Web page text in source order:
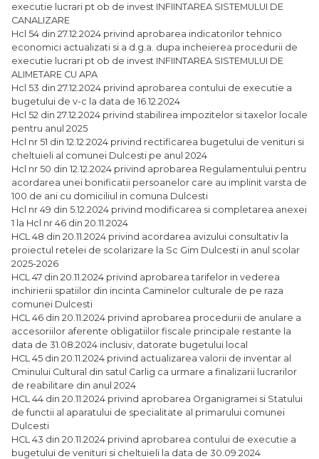
executie lucrari pt ob de invest INFIINTAREA SISTEMULUI DE
CANALIZARE
Hcl 54 din 27.12.2024 privind aprobarea indicatorilor tehnico
economici actualizati si a d.g.a. dupa incheierea procedurii de
executie lucrari pt ob de invest INFIINTAREA SISTEMULUI DE
ALIMETARE CU APA
Hcl 53 din 27.12.2024 privind aprobarea contului de executie a
bugetului de v-c la data de 16.12.2024
Hcl 52 din 27.12.2024 privind stabilirea impozitelor si taxelor locale
pentru anul 2025
Hcl nr 51 din 12.12.2024 privind rectificarea bugetului de venituri si
cheltuieli al comunei Dulcesti pe anul 2024
Hcl nr 50 din 12.12.2024 privind aprobarea Regulamentului pentru
acordarea unei bonificatii persoanelor care au implinit varsta de
100 de ani cu domiciliul in comuna Dulcesti
Hcl nr 49 din 5.12.2024 privind modificarea si completarea anexei
1 la Hcl nr 46 din 20.11.2024
HCL 48 din 20.11.2024 privind acordarea avizului consultativ la
proiectul retelei de scolarizare la Sc Gim Dulcesti in anul scolar
2025-2026
HCL 47 din 20.11.2024 privind aprobarea tarifelor in vederea
inchirierii spatiilor din incinta Caminelor culturale de pe raza
comunei Dulcesti
HCL 46 din 20.11.2024 privind aprobarea procedurii de anulare a
accesoriilor aferente obligatiilor fiscale principale restante la
data de 31.08.2024 inclusiv, datorate bugetului local
HCL 45 din 20.11.2024 privind actualizarea valorii de inventar al
Cminului Cultural din satul Carlig ca urmare a finalizarii lucrarilor
de reabilitare din anul 2024
HCL 44 din 20.11.2024 privind aprobarea Organigramei si Statului
de functii al aparatului de specialitate al primarului comunei
Dulcesti
HCL 43 din 20.11.2024 privind aprobarea contului de executie a
bugetului de venituri si cheltuieli la data de 30.09.2024